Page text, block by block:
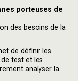
porteuses de
des besoins de la
de définir les
test et les
analyser la